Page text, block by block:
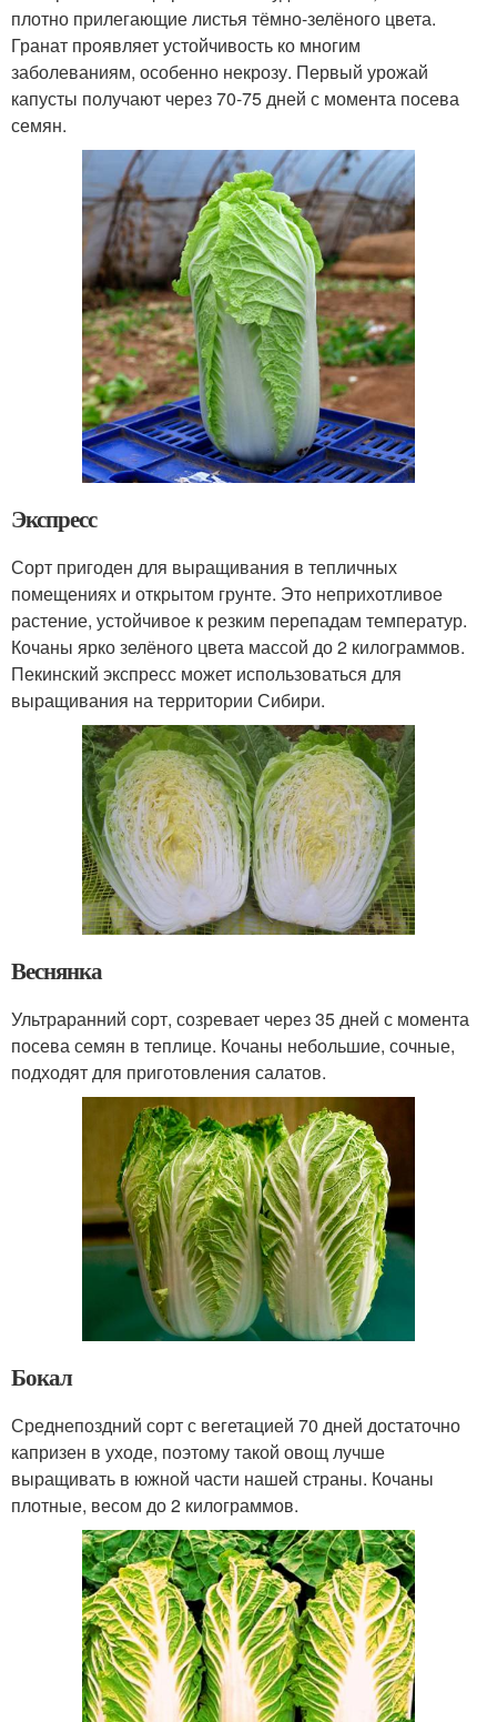
плотно прилегающие листья тёмно-зелёного цвета.
Гранат проявляет устойчивость ко многим
заболеваниям, особенно некрозу. Первый урожай
капусты получают через 70-75 дней с момента посева
семян.
Экспресс
Сорт пригоден для выращивания в тепличных
помещениях и открытом грунте. Это неприхотливое
растение, устойчивое к резким перепадам температур.
Кочаны ярко зелёного цвета массой до 2 килограммов.
Пекинский экспресс может использоваться для
выращивания на территории Сибири.
Веснянка
Ультраранний сорт, созревает через 35 дней с момента
посева семян в теплице. Кочаны небольшие, сочные,
подходят для приготовления салатов.
Бокал
Среднепоздний сорт с вегетацией 70 дней достаточно
капризен в уходе, поэтому такой овощ лучше
выращивать в южной части нашей страны. Кочаны
плотные, весом до 2 килограммов.